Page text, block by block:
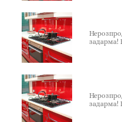
задарма!
задарма!